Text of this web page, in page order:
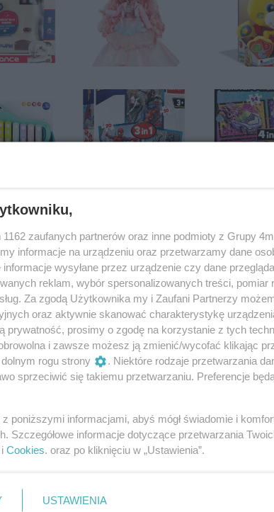
dziecka zabawki
zaufanych partnerów oraz inne podmioty z Grupy
informacje na urządzeniu oraz przetwarzamy dane
informacje wysyłane przez urządzenie czy dane
reklam, wybór spersonalizowanych treści, pomiar
Za zgodą Użytkownika my i Zaufani Partnerzy
oraz aktywnie skanować charakterystykę
prywatność, prosimy o zgodę na korzystanie z tych
i zawsze możesz ją zmienić/wycofać klikając
rogu strony
. Niektóre rodzaje przetwarzania
sprzeciwić się takiemu przetwarzaniu. Preferencje
z poniższymi informacjami, abyś mógł świadomie i
Szczegółowe informacje dotyczące przetwarzania
i Cookies. oraz po kliknięciu w „Ustawienia”.
USTAWIENIA